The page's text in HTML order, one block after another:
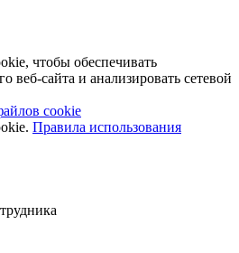
чтобы обеспечивать
веб-сайта и анализировать сетевой
cookie
Правила использования